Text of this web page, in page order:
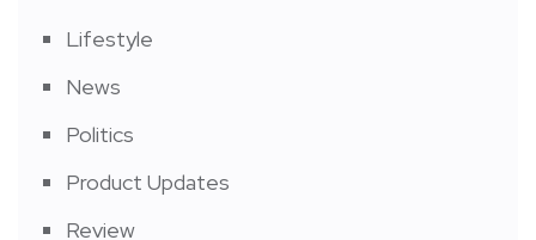
Lifestyle
News
Politics
Product Updates
Review